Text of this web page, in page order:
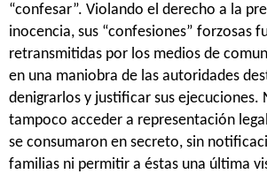
“confesar”. Violando el derecho a la
inocencia, sus “confesiones” forzosas
retransmitidas por los medios de
en una maniobra de las autoridades
denigrarlos y justificar sus ejecuciones.
tampoco acceder a representación
se consumaron en secreto, sin
familias ni permitir a éstas una última